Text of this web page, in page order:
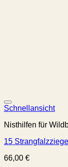
Schnellansicht
Nisthilfen für
15
66,00 €